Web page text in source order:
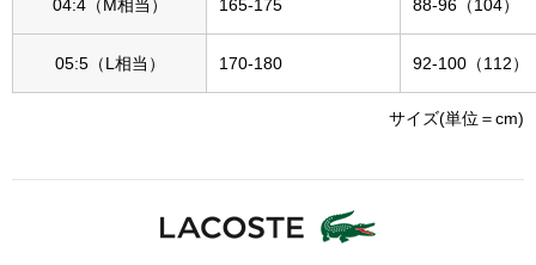
ウオッチ
ネックレス
04:4（M相当） 165-175 88-96（104）
05:5（L相当） 170-180 92-100（112）
サイズ(単位＝cm)